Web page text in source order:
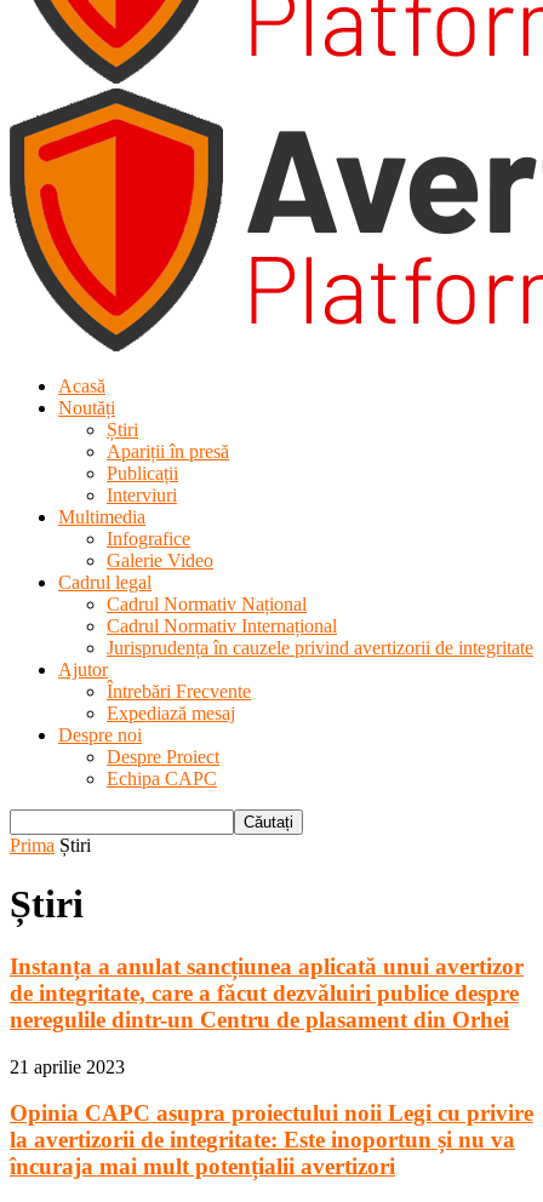
Acasă
Noutăți
Știri
Apariții în presă
Publicații
Interviuri
Multimedia
Infografice
Galerie Video
Cadrul legal
Cadrul Normativ Național
Cadrul Normativ Internațional
Jurisprudența în cauzele privind avertizorii de integritate
Ajutor
Întrebări Frecvente
Expediază mesaj
Despre noi
Despre Proiect
Echipa CAPC
Prima Știri
Știri
Instanța a anulat sancțiunea aplicată unui avertizor
de integritate, care a făcut dezvăluiri publice despre
neregulile dintr-un Centru de plasament din Orhei
21 aprilie 2023
Opinia CAPC asupra proiectului noii Legi cu privire
la avertizorii de integritate: Este inoportun și nu va
încuraja mai mult potențialii avertizori